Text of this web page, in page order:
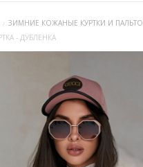
ЗИМНИЕ КОЖАНЫЕ КУРТКИ И ПАЛЬТО
- ДУБЛЕНКА